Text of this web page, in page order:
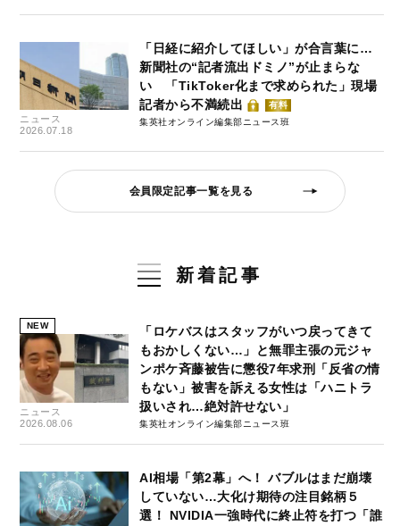
ニュース
2026.07.18
「日経に紹介してほしい」が合言葉に…
新聞社の“記者流出ドミノ”が止まらな
い 「TikToker化まで求められた」現場
記者から不満続出
有料
集英社オンライン編集部ニュース班
会員限定記事一覧を見る
新着記事
NEW
ニュース
2026.08.06
「ロケバスはスタッフがいつ戻ってきて
もおかしくない…」と無罪主張の元ジャ
ンポケ斉藤被告に懲役7年求刑「反省の情
もない」被害を訴える女性は「ハニトラ
扱いされ…絶対許せない」
集英社オンライン編集部ニュース班
AI相場「第2幕」へ！ バブルはまだ崩壊
していない…大化け期待の注目銘柄５
選！ NVIDIA一強時代に終止符を打つ「誰